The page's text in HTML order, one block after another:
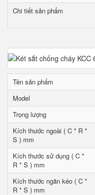
Chi tiết sản phẩm
Tên sản phẩm
Model
Trọng lượng
Kích thước ngoài ( C * R *
S ) mm
Kích thước sử dụng ( C *
R * S ) mm
Kích thước ngăn kéo ( C *
R * S ) mm